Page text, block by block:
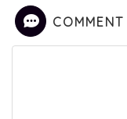
COMMENT